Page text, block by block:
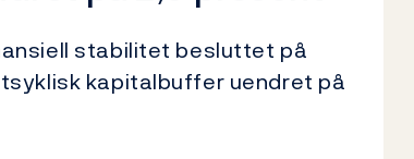
stabilitet besluttet på
kapitalbuffer uendret på